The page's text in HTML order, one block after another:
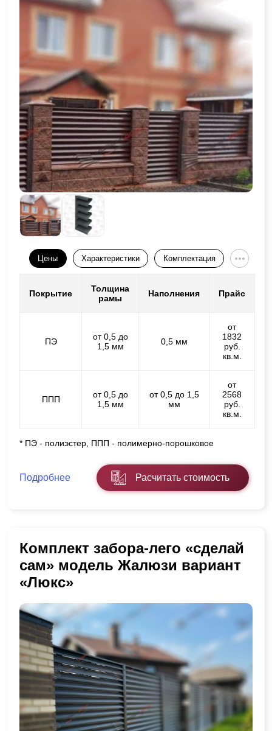
Цены Характеристики Комплектация
Покрытие
Толщина
рамы
Наполнения Прайс
ПЭ
от 0,5 до
1,5 мм
0,5 мм
от
1832
руб.
кв.м.
ППП
от 0,5 до
1,5 мм
от 0,5 до 1,5
мм
от
2568
руб.
кв.м.
* ПЭ - полиэстер, ППП - полимерно-порошковое
Подробнее Расчитать стоимость
Комплект забора-лего «сделай
сам» модель Жалюзи вариант
«Люкс»